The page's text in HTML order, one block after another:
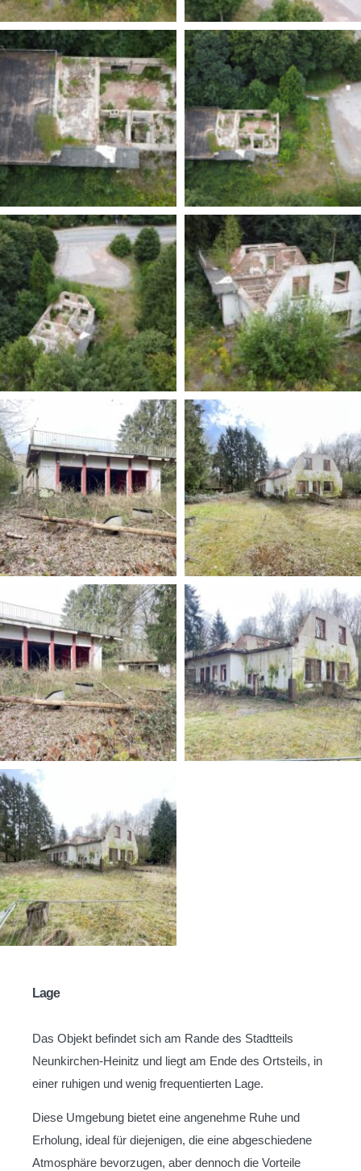
Lage
Das Objekt befindet sich am Rande des Stadtteils
Neunkirchen-Heinitz und liegt am Ende des Ortsteils, in
einer ruhigen und wenig frequentierten Lage.
Diese Umgebung bietet eine angenehme Ruhe und
Erholung, ideal für diejenigen, die eine abgeschiedene
Atmosphäre bevorzugen, aber dennoch die Vorteile